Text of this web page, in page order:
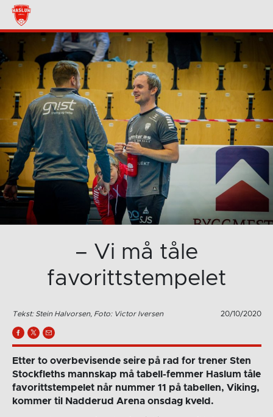
– Vi må tåle
favorittstempelet
Tekst: Stein Halvorsen, Foto: Victor Iversen 20/10/2020
Etter to overbevisende seire på rad for trener Sten
Stockfleths mannskap må tabell-femmer Haslum tåle
favorittstempelet når nummer 11 på tabellen, Viking,
kommer til Nadderud Arena onsdag kveld.